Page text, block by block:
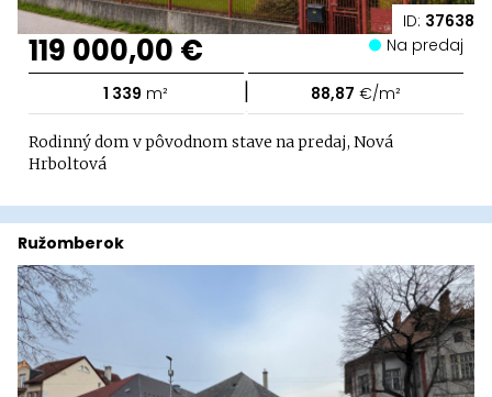
ID: 37638
119 000,00 € Na predaj
1 339 m² | 88,87 €/m²
Rodinný dom v pôvodnom stave na predaj, Nová
Hrboltová
Ružomberok